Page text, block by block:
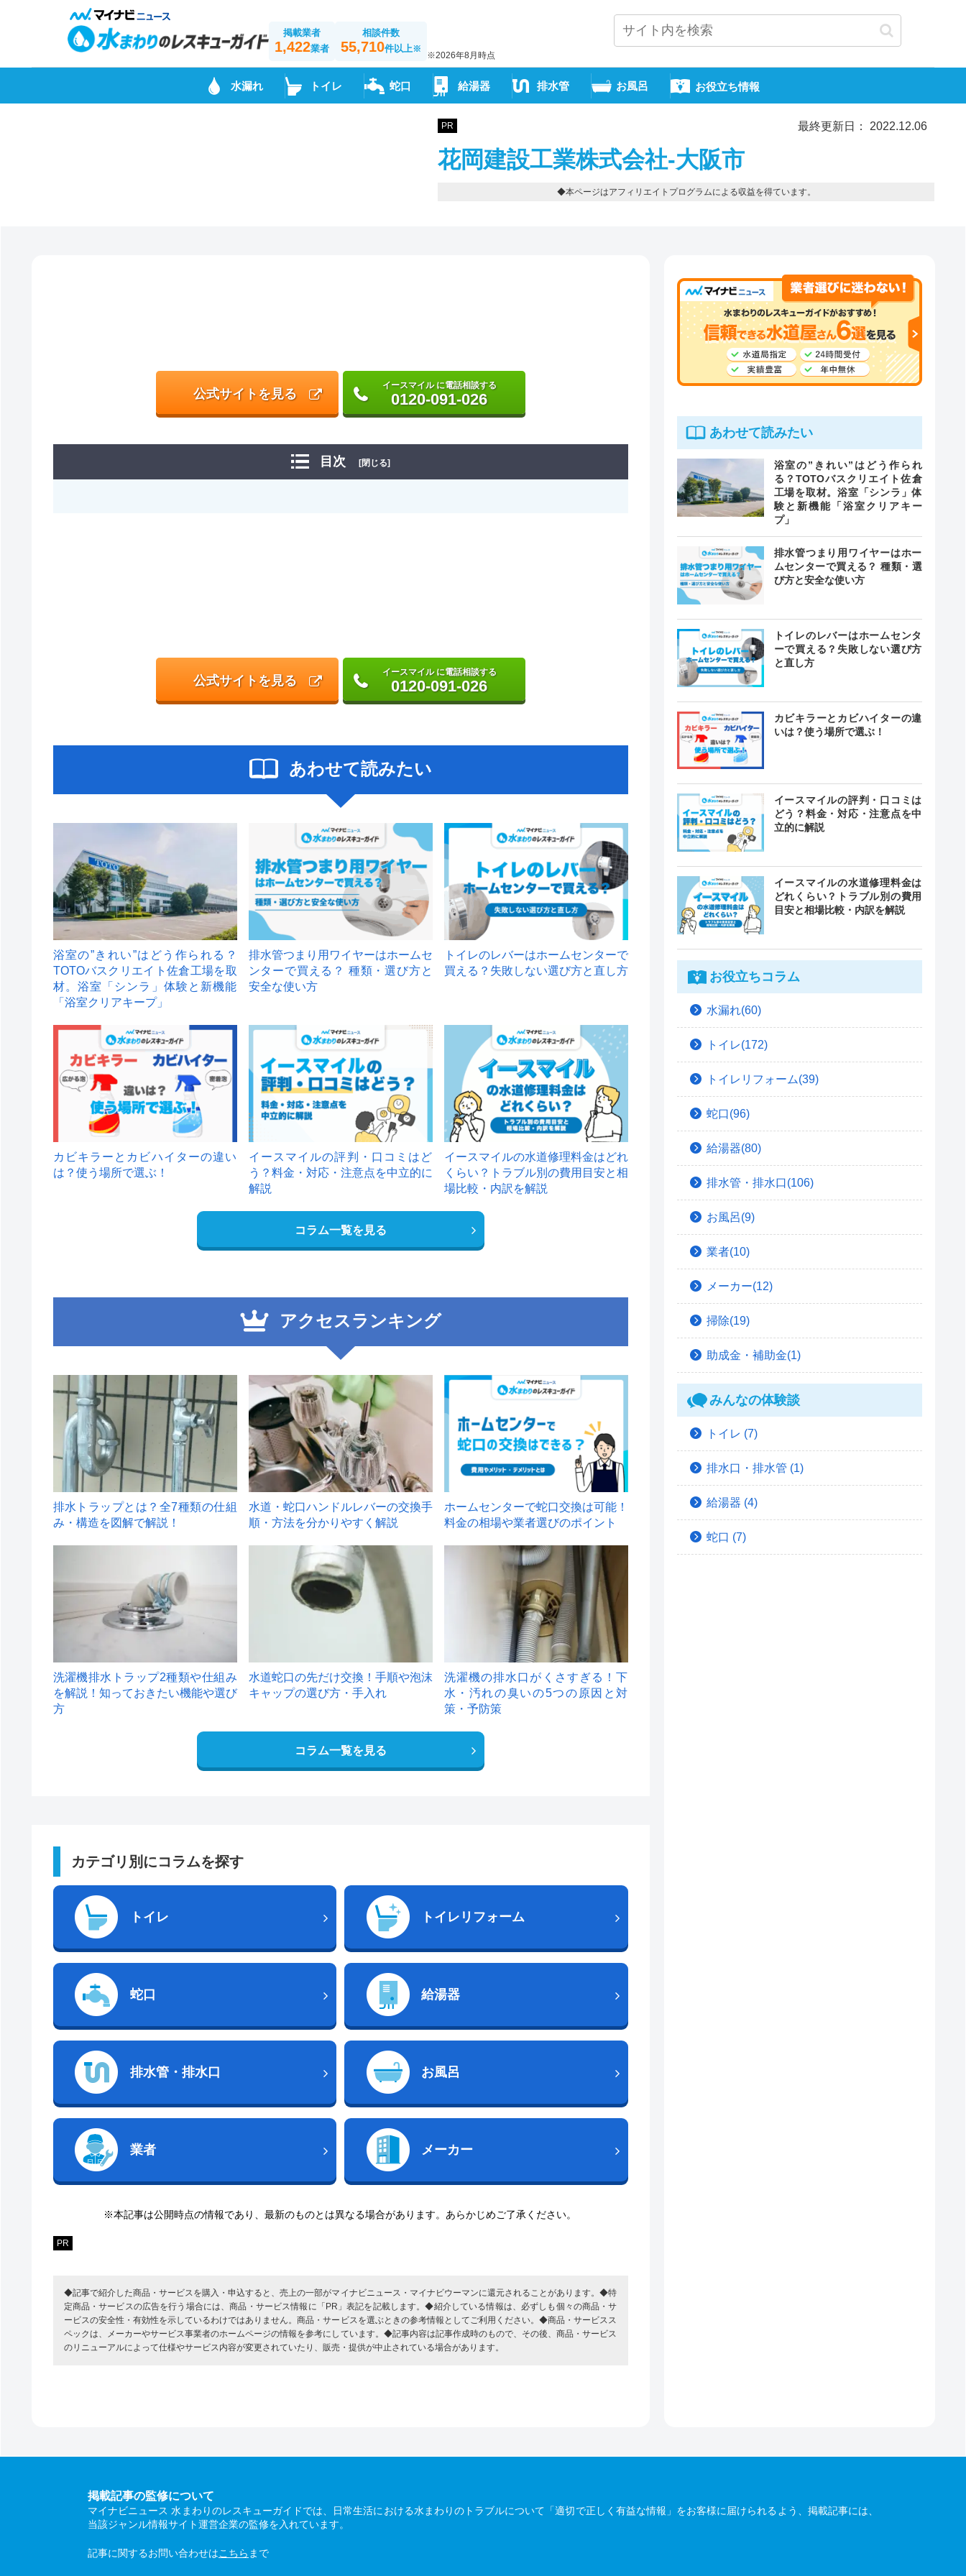
掲載業者
1,422業者
相談件数
55,710件以上※
※2026年8月時点
水漏れ トイレ 蛇口 給湯器 排水管 お風呂 お役立ち情報
PR 最終更新日： 2022.12.06
花岡建設工業株式会社-大阪市
◆本ページはアフィリエイトプログラムによる収益を得ています。
公式サイトを見る
イースマイル に電話相談する
0120-091-026
目次 [閉じる]
公式サイトを見る
イースマイル に電話相談する
0120-091-026
あわせて読みたい
浴室の”きれい”はどう作られる？
TOTOバスクリエイト佐倉工場を取
材。浴室「シンラ」体験と新機能
「浴室クリアキープ」
排水管つまり用ワイヤーはホームセ
ンターで買える？ 種類・選び方と
安全な使い方
トイレのレバーはホームセンターで
買える？失敗しない選び方と直し方
カビキラーとカビハイターの違い
は？使う場所で選ぶ！
イースマイルの評判・口コミはど
う？料金・対応・注意点を中立的に
解説
イースマイルの水道修理料金はどれ
くらい？トラブル別の費用目安と相
場比較・内訳を解説
コラム一覧を見る
アクセスランキング
1
排水トラップとは？全7種類の仕組
み・構造を図解で解説！
2
水道・蛇口ハンドルレバーの交換手
順・方法を分かりやすく解説
ホームセンターで蛇口交換は可能！
料金の相場や業者選びのポイント
洗濯機排水トラップ2種類や仕組み
を解説！知っておきたい機能や選び
方
水道蛇口の先だけ交換！手順や泡沫
キャップの選び方・手入れ
洗濯機の排水口がくさすぎる！下
水・汚れの臭いの5つの原因と対
策・予防策
コラム一覧を見る
カテゴリ別にコラムを探す
トイレ トイレリフォーム
蛇口 給湯器
排水管・排水口 お風呂
業者 メーカー
※本記事は公開時点の情報であり、最新のものとは異なる場合があります。あらかじめご了承ください。
PR
◆記事で紹介した商品・サービスを購入・申込すると、売上の一部がマイナビニュース・マイナビウーマンに還元されることがあります。◆特
定商品・サービスの広告を行う場合には、商品・サービス情報に「PR」表記を記載します。◆紹介している情報は、必ずしも個々の商品・サ
ービスの安全性・有効性を示しているわけではありません。商品・サービスを選ぶときの参考情報としてご利用ください。◆商品・サービスス
ペックは、メーカーやサービス事業者のホームページの情報を参考にしています。◆記事内容は記事作成時のもので、その後、商品・サービス
のリニューアルによって仕様やサービス内容が変更されていたり、販売・提供が中止されている場合があります。
あわせて読みたい
浴室の”きれい”はどう作られ
る？TOTOバスクリエイト佐倉
工場を取材。浴室「シンラ」体
験と新機能「浴室クリアキー
プ」
排水管つまり用ワイヤーはホー
ムセンターで買える？ 種類・選
び方と安全な使い方
トイレのレバーはホームセンタ
ーで買える？失敗しない選び方
と直し方
カビキラーとカビハイターの違
いは？使う場所で選ぶ！
イースマイルの評判・口コミは
どう？料金・対応・注意点を中
立的に解説
イースマイルの水道修理料金は
どれくらい？トラブル別の費用
目安と相場比較・内訳を解説
お役立ちコラム
水漏れ(60)
トイレ(172)
トイレリフォーム(39)
蛇口(96)
給湯器(80)
排水管・排水口(106)
お風呂(9)
業者(10)
メーカー(12)
掃除(19)
助成金・補助金(1)
みんなの体験談
トイレ (7)
排水口・排水管 (1)
給湯器 (4)
蛇口 (7)
掲載記事の監修について
マイナビニュース 水まわりのレスキューガイドでは、日常生活における水まわりのトラブルについて「適切で正しく有益な情報」をお客様に届けられるよう、掲載記事には、
当該ジャンル情報サイト運営企業の監修を入れています。
記事に関するお問い合わせはこちら まで